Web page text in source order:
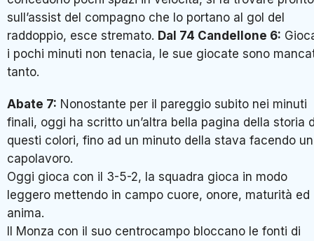
sull’assist del compagno che lo portano al gol del
raddoppio, esce stremato. Dal 74 Candellone 6:
i pochi minuti non tenacia, le sue giocate sono
tanto.
Abate 7: Nonostante per il pareggio subito nei minuti
finali, oggi ha scritto un’altra bella pagina della storia
questi colori, fino ad un minuto della stava facendo un
capolavoro.
Oggi gioca con il 3-5-2, la squadra gioca in modo
leggero mettendo in campo cuore, onore, maturità ed
anima.
Il Monza con il suo centrocampo bloccano le fonti di